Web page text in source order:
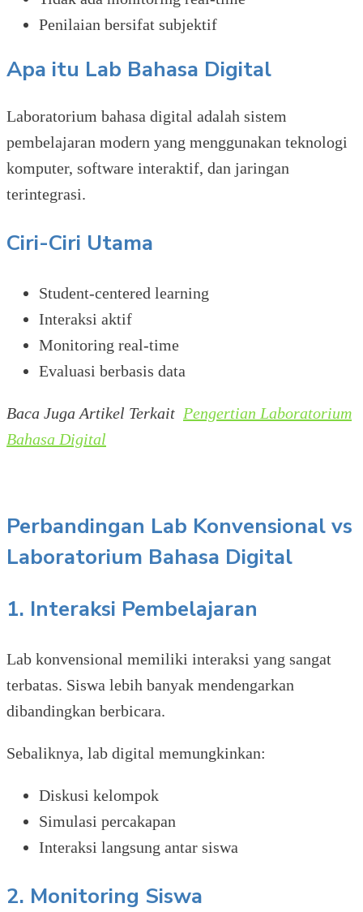
Penilaian bersifat subjektif
Apa itu Lab Bahasa Digital
Laboratorium bahasa digital adalah sistem
pembelajaran modern yang menggunakan teknologi
komputer, software interaktif, dan jaringan
terintegrasi.
Ciri-Ciri Utama
Student-centered learning
Interaksi aktif
Monitoring real-time
Evaluasi berbasis data
Baca Juga Artikel Terkait Pengertian Laboratorium
Bahasa Digital
Perbandingan Lab Konvensional vs
Laboratorium Bahasa Digital
1. Interaksi Pembelajaran
Lab konvensional memiliki interaksi yang sangat
terbatas. Siswa lebih banyak mendengarkan
dibandingkan berbicara.
Sebaliknya, lab digital memungkinkan:
Diskusi kelompok
Simulasi percakapan
Interaksi langsung antar siswa
2. Monitoring Siswa